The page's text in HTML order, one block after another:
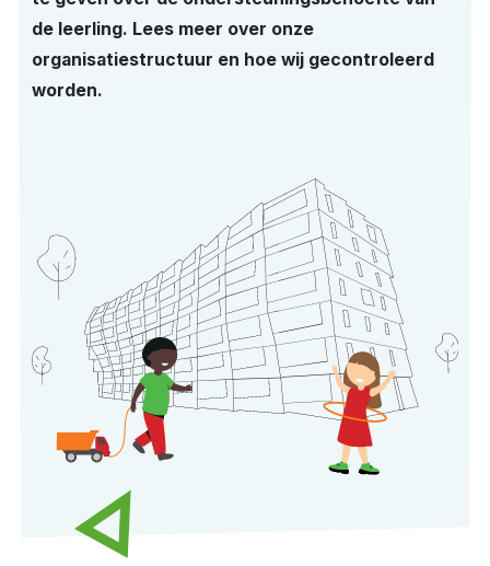
de leerling. Lees meer over onze
organisatiestructuur en hoe wij gecontroleerd
worden.